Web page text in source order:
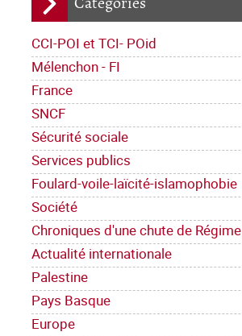
CCI-POI et TCI- POid
Mélenchon - FI
France
SNCF
Sécurité sociale
Services publics
Foulard-voile-laïcité-islamophobie
Société
Chroniques d'une chute de Régime
Actualité internationale
Palestine
Pays Basque
Europe